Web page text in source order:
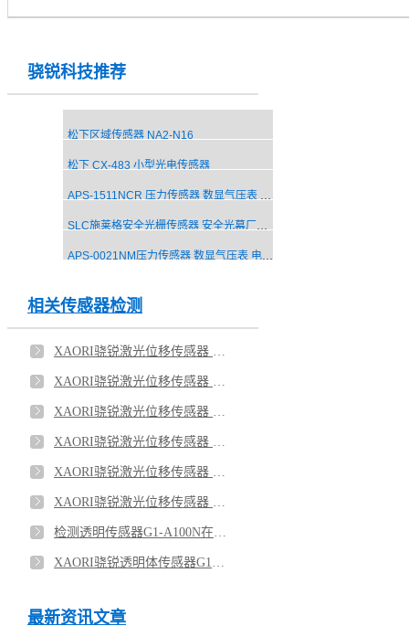
骁锐科技推荐
松下区域传感器 NA2-N16
松下 CX-483 小型光电传感器
APS-1511NCR 压力传感器 数显气压表 电子压力传感器
SLC施莱格安全光栅传感器 安全光幕厂家15SLC0535-N36SA
APS-0021NM压力传感器 数显气压表 电子压力传感器
相关传感器检测
最新资讯文章